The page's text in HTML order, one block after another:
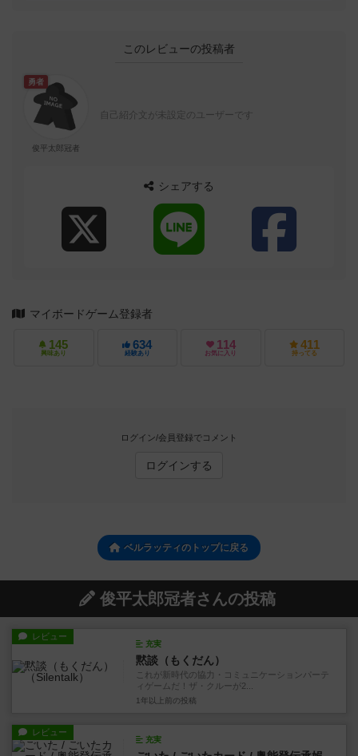
このレビューの投稿者
勇者
俊平太郎冠者
自己紹介文が未設定のユーザーです
シェアする
マイボードゲーム登録者
145
興味あり
634
経験あり
114
お気に入り
411
持ってる
ログイン/会員登録でコメント
ログインする
ベルラッティのトップに戻る
俊平太郎冠者さんの投稿
レビュー
充実
黙談（もくだん）
これが新時代の協力・コミュニケーションパーテ
ィゲームだ！ザ・クルーが2...
1年以上前 の投稿
レビュー
充実